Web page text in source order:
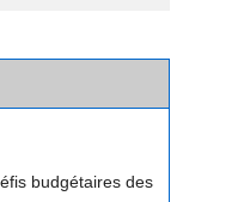
budgétaires des